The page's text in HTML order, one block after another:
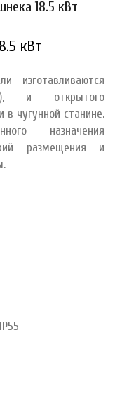
18.5 кВт
кВт
изготавливаются
и открытого
чугунной станине.
назначения
размещения и